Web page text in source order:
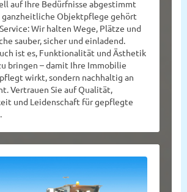
auf Ihre Bedürfnisse abgestimmt
ganzheitliche Objektpflege gehört
Wir halten Wege, Plätze und
sauber, sicher und einladend.
ist es, Funktionalität und Ästhetik
bringen – damit Ihre Immobilie
wirkt, sondern nachhaltig an
Vertrauen Sie auf Qualität,
und Leidenschaft für gepflegte